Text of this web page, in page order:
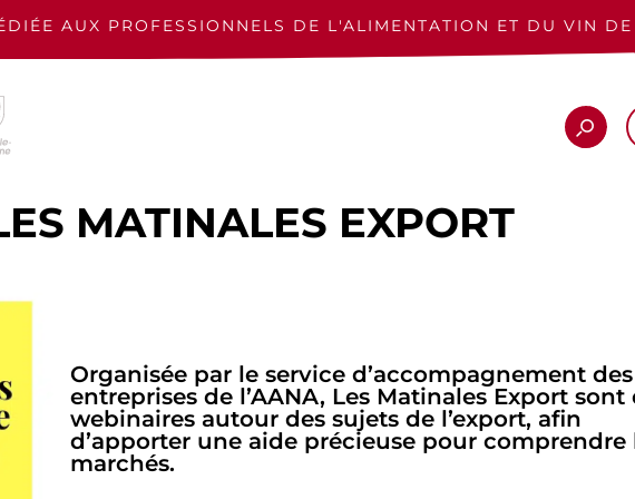
AUX PROFESSIONNELS DE L'ALIMENTATION ET DU VIN
MATINALES EXPORT
Organisée par le service d’accompagnement des
entreprises de l’AANA, Les Matinales Export sont
webinaires autour des sujets de l’export, afin
d’apporter une aide précieuse pour comprendre
marchés.